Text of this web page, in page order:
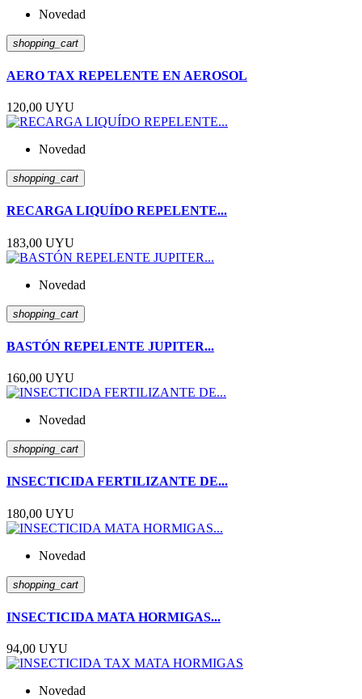
Novedad
shopping_cart
AERO TAX REPELENTE EN AEROSOL
120,00 UYU
Novedad
shopping_cart
RECARGA LIQUÍDO REPELENTE...
183,00 UYU
Novedad
shopping_cart
BASTÓN REPELENTE JUPITER...
160,00 UYU
Novedad
shopping_cart
INSECTICIDA FERTILIZANTE DE...
180,00 UYU
Novedad
shopping_cart
INSECTICIDA MATA HORMIGAS...
94,00 UYU
Novedad